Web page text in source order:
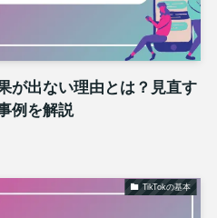
が出ない理由とは？見直す
例を解説
TikTokの基本